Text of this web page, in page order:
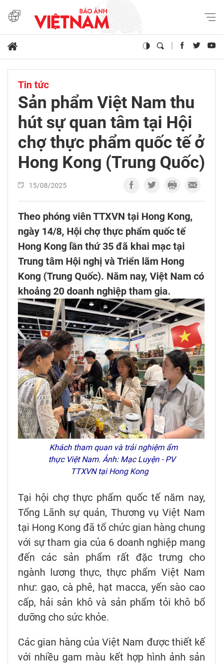
Tin tức
Sản phẩm Việt Nam thu
hút sự quan tâm tại Hội
chợ thực phẩm quốc tế ở
Hong Kong (Trung Quốc)
15/08/2025
Theo phóng viên TTXVN tại Hong Kong,
ngày 14/8, Hội chợ thực phẩm quốc tế
Hong Kong lần thứ 35 đã khai mạc tại
Trung tâm Hội nghị và Triển lãm Hong
Kong (Trung Quốc). Năm nay, Việt Nam có
khoảng 20 doanh nghiệp tham gia.
Khách tham quan và trải nghiệm ẩm
thực Việt Nam. Ảnh: Mạc Luyện - PV
TTXVN tại Hong Kong
Tại hội chợ thực phẩm quốc tế năm nay,
Tổng Lãnh sự quán, Thương vụ Việt Nam
tại Hong Kong đã tổ chức gian hàng chung
với sự tham gia của 6 doanh nghiệp mang
đến các sản phẩm rất đặc trưng cho
ngành lương thực, thực phẩm Việt Nam
như: gạo, cà phê, hạt macca, yến sào cao
cấp, hải sản khô và sản phẩm tỏi khô bổ
dưỡng cho sức khỏe.
Các gian hàng của Việt Nam được thiết kế
với nhiều gam màu kết hợp hình ảnh sản